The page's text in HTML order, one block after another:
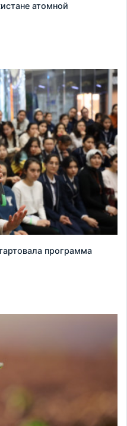
атомной
программа